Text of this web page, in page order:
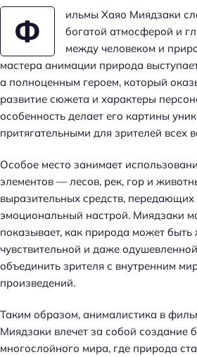
Ф
ильмы Хаяо Миядзаки
богатой атмосферой и
между человеком и
мастера анимации природа
а полноценным героем, который
развитие сюжета и характеры
особенность делает его картины
притягательными для зрителей всех
Особое место занимает
элементов — лесов, рек, гор и
выразительных средств,
эмоциональный настрой. Миядзаки
показывает, как природа может быть
чувствительной и даже
объединить зрителя с внутренним
произведений.
Таким образом, анималистика в
Миядзаки влечет за собой создание
многослойного мира, где природа